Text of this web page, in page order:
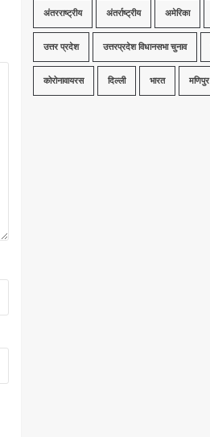
अंतरराष्ट्रीय अंतर्राष्ट्रीय अमेरिका
उत्तर प्रदेश उत्तरप्रदेश विधानसभा चुनाव
कोरोनावायरस दिल्ली भारत मणिपुर